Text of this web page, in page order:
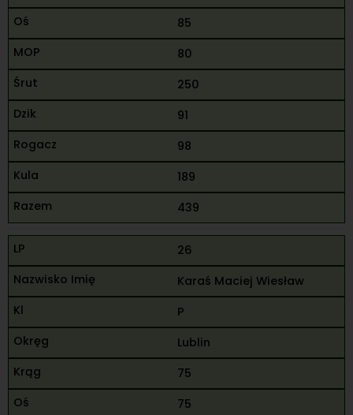
85
80
250
91
98
189
439
26
Karaś Maciej Wiesław
P
Lublin
75
75